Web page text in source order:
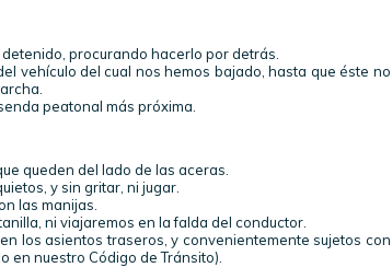
procurando hacerlo por detrás.
vehículo del cual nos hemos bajado, hasta que éste no
peatonal más próxima.
queden del lado de las aceras.
y sin gritar, ni jugar.
las manijas.
ni viajaremos en la falda del conductor.
los asientos traseros, y convenientemente sujetos con
en nuestro Código de Tránsito).